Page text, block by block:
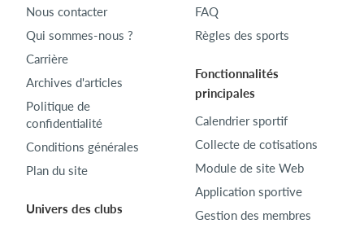
Nous contacter
Qui sommes-nous ?
Carrière
Archives d'articles
Politique de
confidentialité
Conditions générales
Plan du site
Univers des clubs
FAQ
Règles des sports
Fonctionnalités
principales
Calendrier sportif
Collecte de cotisations
Module de site Web
Application sportive
Gestion des membres